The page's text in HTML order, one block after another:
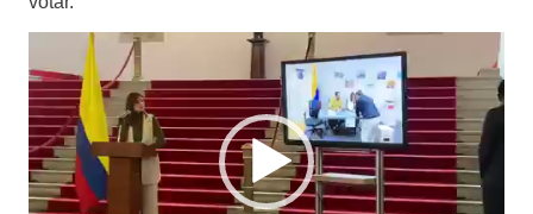
Reproductor
de
vídeo